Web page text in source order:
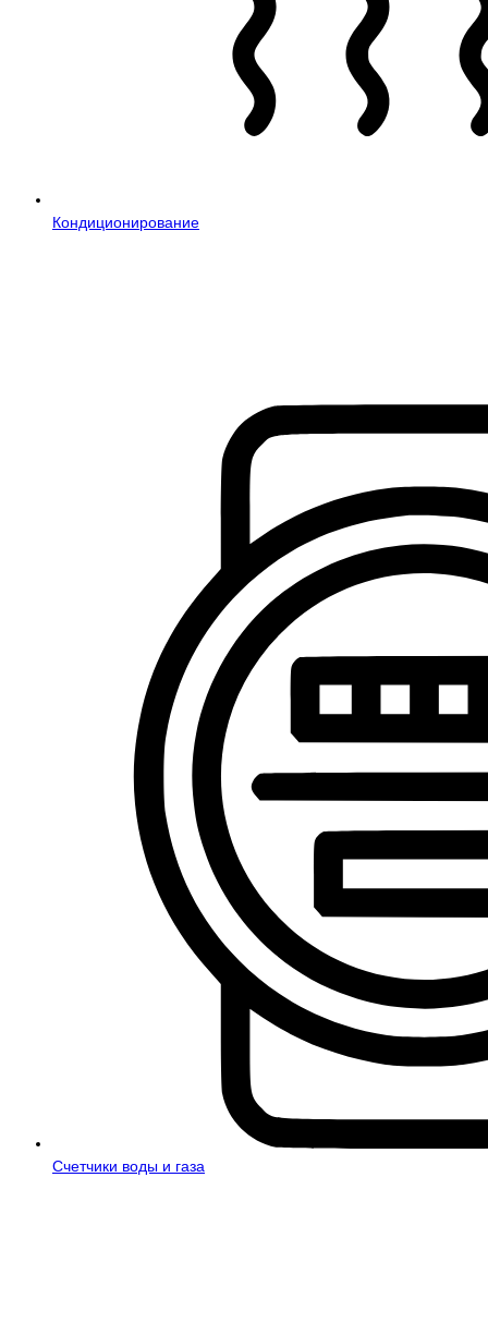
Кондиционирование
Счетчики воды и газа